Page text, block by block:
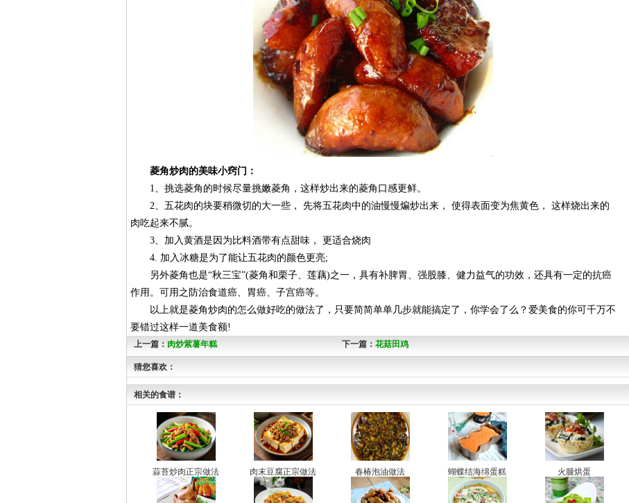
菱角炒肉的美味小窍门：
1、挑选菱角的时候尽量挑嫩菱角，这样炒出来的菱角口感更鲜。
2、五花肉的块要稍微切的大一些， 先将五花肉中的油慢慢煸炒出来， 使得表面变为焦黄色， 这样烧出来的
肉吃起来不腻。
3、加入黄酒是因为比料酒带有点甜味， 更适合烧肉
4. 加入冰糖是为了能让五花肉的颜色更亮;
另外菱角也是“秋三宝”(菱角和栗子、莲藕)之一，具有补脾胃、强股膝、健力益气的功效，还具有一定的抗癌
作用。可用之防治食道癌、胃癌、子宫癌等。
以上就是菱角炒肉的怎么做好吃的做法了，只要简简单单几步就能搞定了，你学会了么？爱美食的你可千万不
要错过这样一道美食额!
上一篇： 肉炒紫薯年糕 下一篇： 花菇田鸡
猜您喜欢：
相关的食谱：
蒜苔炒肉正宗做法 肉末豆腐正宗做法 春椿泡油做法 蝴蝶结海绵蛋糕 火腿烘蛋